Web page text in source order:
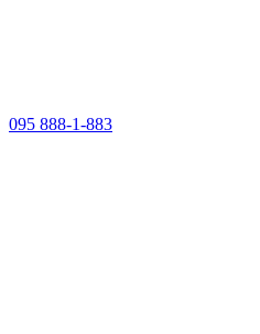
095 888-1-883